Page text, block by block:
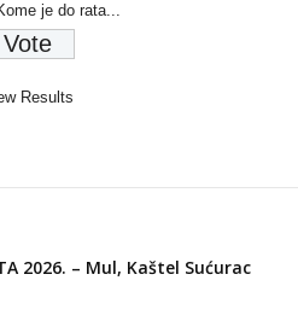
je do rata...
Results
2026. – Mul, Kaštel Sućurac